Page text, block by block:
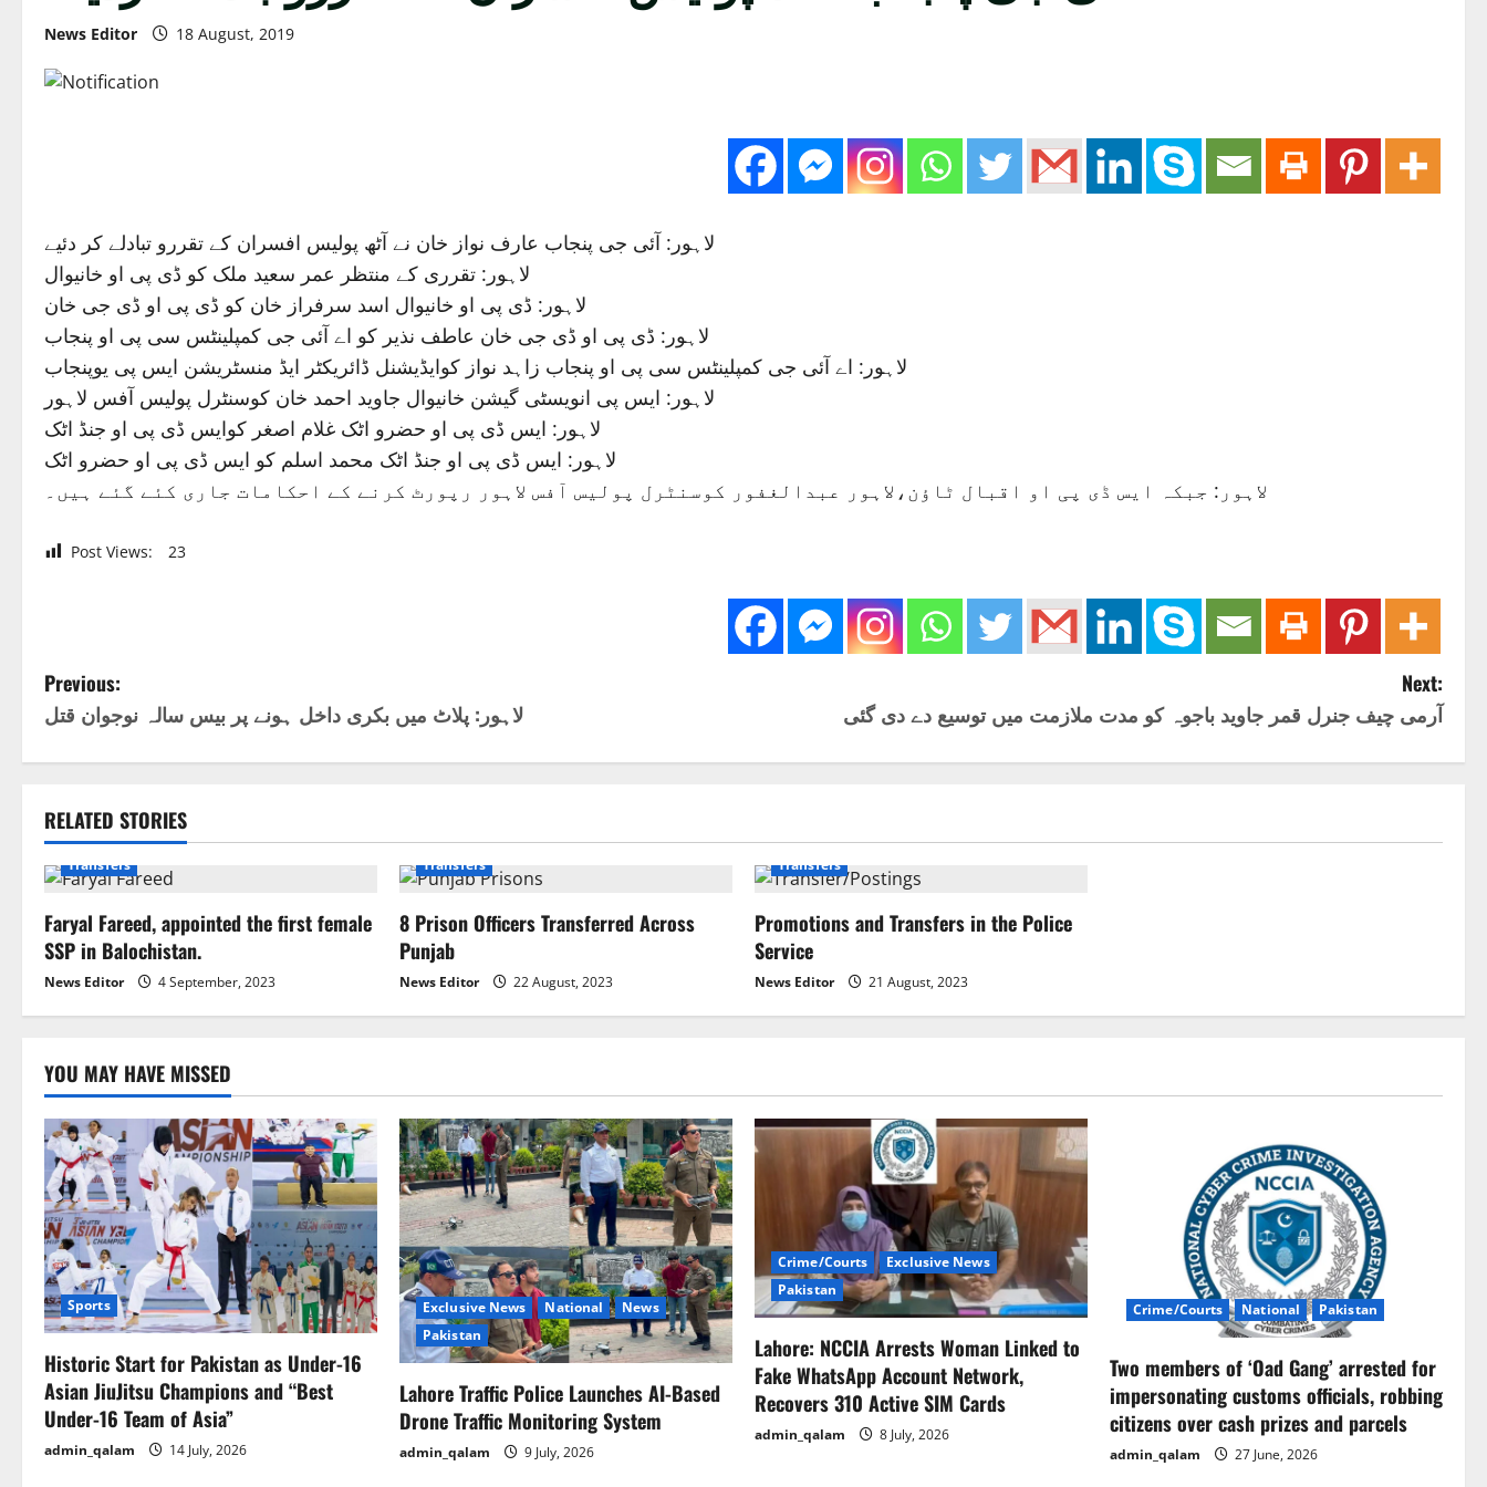
News Editor 18 August, 2019
لاہور: آئی جی پنجاب عارف نواز خان نے آٹھ پولیس افسران کے تقررو تبادلے کر دئیے
لاہور: تقرری کے منتظر عمر سعید ملک کو ڈی پی او خانیوال
لاہور: ڈی پی او خانیوال اسد سرفراز خان کو ڈی پی او ڈی جی خان
لاہور: ڈی پی او ڈی جی خان عاطف نذیر کو اے آئی جی کمپلینٹس سی پی او پنجاب
لاہور: اے آئی جی کمپلینٹس سی پی او پنجاب زاہد نواز کوایڈیشنل ڈائریکٹر ایڈ منسٹریشن ایس پی یوپنجاب
لاہور: ایس پی انویسٹی گیشن خانیوال جاوید احمد خان کوسنٹرل پولیس آفس لاہور
لاہور: ایس ڈی پی او حضرو اٹک غلام اصغر کوایس ڈی پی او جنڈ اٹک
لاہور: ایس ڈی پی او جنڈ اٹک محمد اسلم کو ایس ڈی پی او حضرو اٹک
لاہور: جبکہ ایس ڈی پی او اقبال ٹاؤن،لاہور عبدالغفور کوسنٹرل پولیس آفس لاہور رپورٹ کرنے کے احکامات جاری کئے گئے ہیں۔
Post Views: 23
P
o
t
n
a
v
i
g
a
t
i
o
n
Previous:
لاہور: پلاٹ میں بکری داخل ہونے پر بیس سالہ نوجوان قتل
Next:
آرمی چیف جنرل قمر جاوید باجوہ کو مدت ملازمت میں توسیع دے دی گئی
RELATED STORIES
National Pakistan
Transfers
Faryal Fareed, appointed the first female
SSP in Balochistan.
News Editor 4 September, 2023
Transfers
8 Prison Officers Transferred Across
Punjab
News Editor 22 August, 2023
Transfers
Promotions and Transfers in the Police
Service
News Editor 21 August, 2023
YOU MAY HAVE MISSED
Sports
Historic Start for Pakistan as Under-16
Asian JiuJitsu Champions and “Best
Under-16 Team of Asia”
admin_qalam 14 July, 2026
Exclusive News National
News
Pakistan
Lahore Traffic Police Launches AI-Based
Drone Traffic Monitoring System
admin_qalam 9 July, 2026
Crime/Courts
Exclusive News
Pakistan
Lahore: NCCIA Arrests Woman Linked to
Fake WhatsApp Account Network,
Recovers 310 Active SIM Cards
admin_qalam 8 July, 2026
Crime/Courts National Pakistan
Two members of ‘Oad Gang’ arrested for
impersonating customs officials, robbing
citizens over cash prizes and parcels
admin_qalam 27 June, 2026